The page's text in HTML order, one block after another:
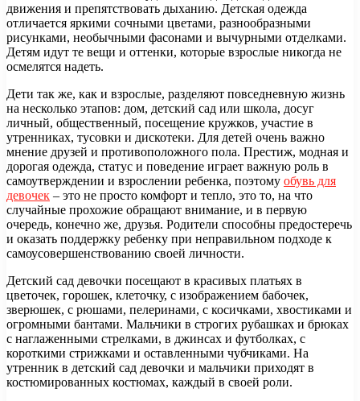
движения и препятствовать дыханию. Детская одежда
отличается яркими сочными цветами, разнообразными
рисунками, необычными фасонами и вычурными отделками.
Детям идут те вещи и оттенки, которые взрослые никогда не
осмелятся надеть.
Дети так же, как и взрослые, разделяют повседневную жизнь
на несколько этапов: дом, детский сад или школа, досуг
личный, общественный, посещение кружков, участие в
утренниках, тусовки и дискотеки. Для детей очень важно
мнение друзей и противоположного пола. Престиж, модная и
дорогая одежда, статус и поведение играет важную роль в
самоутверждении и взрослении ребенка, поэтому обувь для
девочек – это не просто комфорт и тепло, это то, на что
случайные прохожие обращают внимание, и в первую
очередь, конечно же, друзья. Родители способны предостеречь
и оказать поддержку ребенку при неправильном подходе к
самоусовершенствованию своей личности.
Детский сад девочки посещают в красивых платьях в
цветочек, горошек, клеточку, с изображением бабочек,
зверюшек, с рюшами, пелеринами, с косичками, хвостиками и
огромными бантами. Мальчики в строгих рубашках и брюках
с наглаженными стрелками, в джинсах и футболках, с
короткими стрижками и оставленными чубчиками. На
утренник в детский сад девочки и мальчики приходят в
костюмированных костюмах, каждый в своей роли.